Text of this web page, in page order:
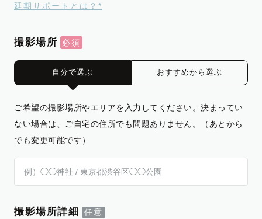
延期サポートとは？*
撮影場所
自分で選ぶ おすすめから選ぶ
ご希望の撮影場所やエリアを入力してください。決まってい
ない場合は、ご自宅の住所でも問題ありません。（あとから
でも変更可能です）
撮影場所詳細